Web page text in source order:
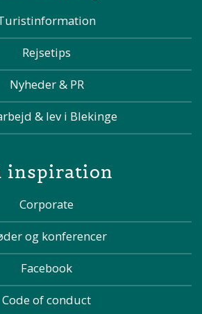
Rejsetips
Nyheder & PR
& lev i Blekinge
inspiration
Corporate
og konferencer
Facebook
Code of conduct